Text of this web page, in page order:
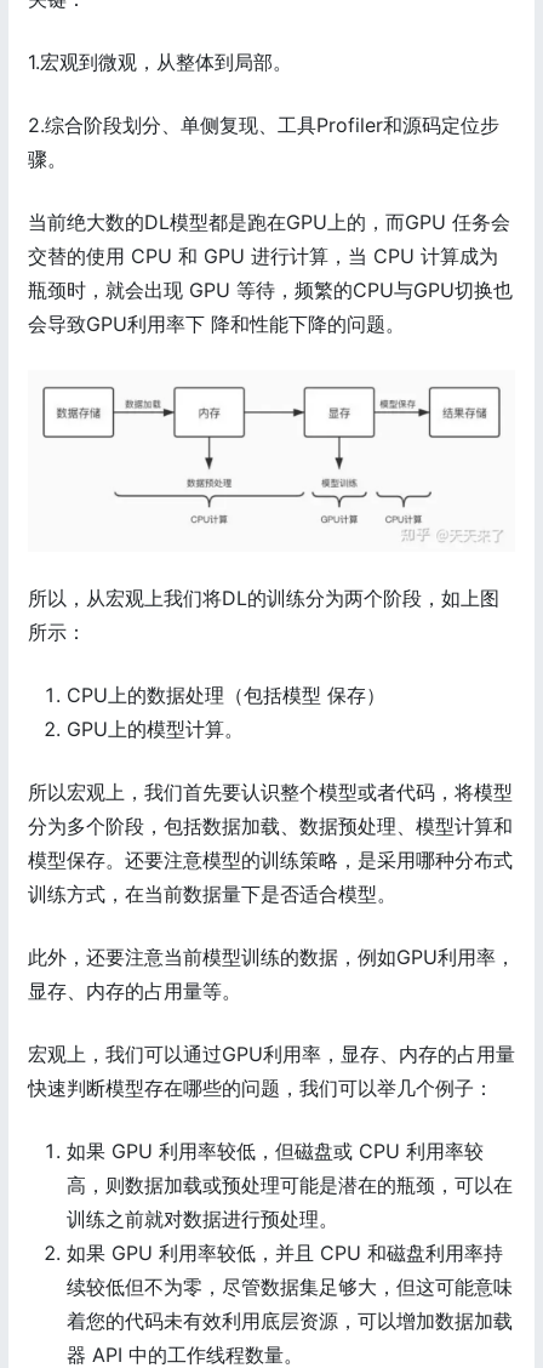
1.宏观到微观，从整体到局部。
2.综合阶段划分、单侧复现、工具Profiler和源码定位步
骤。
当前绝大数的DL模型都是跑在GPU上的，而GPU 任务会
交替的使用 CPU 和 GPU 进行计算，当 CPU 计算成为
瓶颈时，就会出现 GPU 等待，频繁的CPU与GPU切换也
会导致GPU利用率下 降和性能下降的问题。
所以，从宏观上我们将DL的训练分为两个阶段，如上图
所示：
CPU上的数据处理（包括模型 保存）
GPU上的模型计算。
所以宏观上，我们首先要认识整个模型或者代码，将模型
分为多个阶段，包括数据加载、数据预处理、模型计算和
模型保存。还要注意模型的训练策略，是采用哪种分布式
训练方式，在当前数据量下是否适合模型。
此外，还要注意当前模型训练的数据，例如GPU利用率，
显存、内存的占用量等。
宏观上，我们可以通过GPU利用率，显存、内存的占用量
快速判断模型存在哪些的问题，我们可以举几个例子：
如果 GPU 利用率较低，但磁盘或 CPU 利用率较
高，则数据加载或预处理可能是潜在的瓶颈，可以在
训练之前就对数据进行预处理。
如果 GPU 利用率较低，并且 CPU 和磁盘利用率持
续较低但不为零，尽管数据集足够大，但这可能意味
着您的代码未有效利用底层资源，可以增加数据加载
器 API 中的工作线程数量。